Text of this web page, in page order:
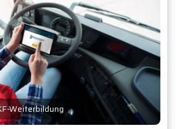
Weiterbildung